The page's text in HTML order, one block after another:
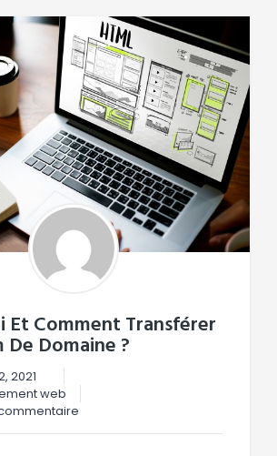
Et Comment Transférer
De Domaine ?
2021
web